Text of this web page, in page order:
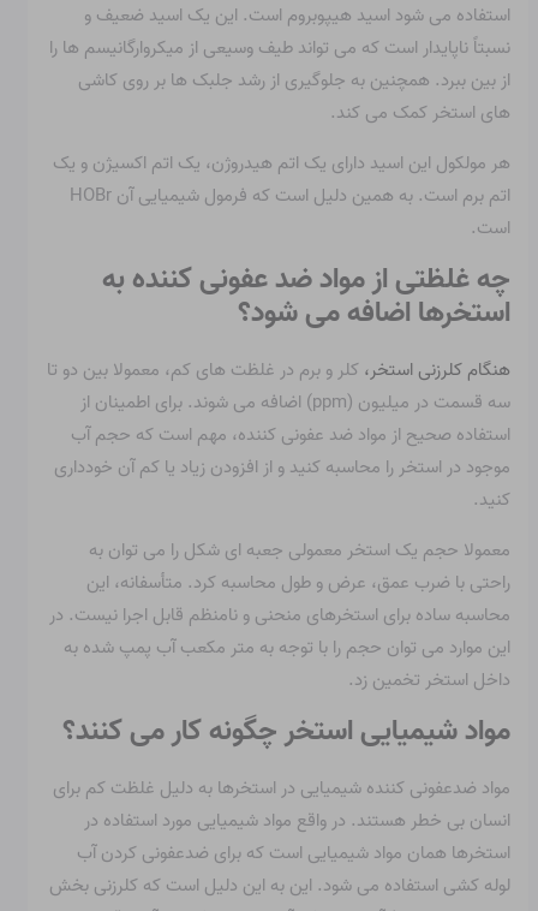
استفاده می شود اسید هیپوبروم است. این یک اسید ضعیف و
نسبتاً ناپایدار است که می تواند طیف وسیعی از میکروارگانیسم ها را
از بین ببرد. همچنین به جلوگیری از رشد جلبک ها بر روی کاشی
های استخر کمک می کند.
هر مولکول این اسید دارای یک اتم هیدروژن، یک اتم اکسیژن و یک
اتم برم است. به همین دلیل است که فرمول شیمیایی آن HOBr
است.
چه غلظتی از مواد ضد عفونی کننده به
استخرها اضافه می شود؟
هنگام کلرزنی استخر، کلر و برم در غلظت های کم، معمولا بین دو تا
سه قسمت در میلیون (ppm) اضافه می شوند. برای اطمینان از
استفاده صحیح از مواد ضد عفونی کننده، مهم است که حجم آب
موجود در استخر را محاسبه کنید و از افزودن زیاد یا کم آن خودداری
کنید.
معمولا حجم یک استخر معمولی جعبه ای شکل را می توان به
راحتی با ضرب عمق، عرض و طول محاسبه کرد. متأسفانه، این
محاسبه ساده برای استخرهای منحنی و نامنظم قابل اجرا نیست. در
این موارد می توان حجم را با توجه به متر مکعب آب پمپ شده به
داخل استخر تخمین زد.
مواد شیمیایی استخر چگونه کار می کنند؟
مواد ضدعفونی کننده شیمیایی در استخرها به دلیل غلظت کم برای
انسان بی خطر هستند. در واقع مواد شیمیایی مورد استفاده در
استخرها همان مواد شیمیایی است که برای ضدعفونی کردن آب
لوله کشی استفاده می شود. این به این دلیل است که کلرزنی بخش